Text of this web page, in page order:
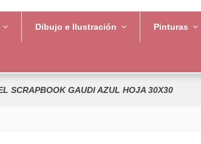
Dibujo e Ilustración Pinturas
SCRAPBOOK GAUDI AZUL HOJA 30X30